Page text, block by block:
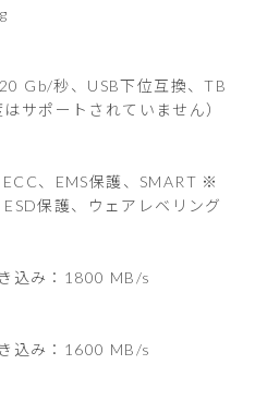
Gb/秒、USB下位互換、TB
サポートされていません）
、EMS保護、SMART ※
保護、ウェアレベリング
込み：1800 MB/s
込み：1600 MB/s